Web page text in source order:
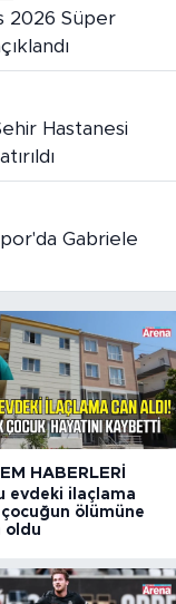
HABERLERI
evdeki ilaçlama
çocuğun ölümüne
oldu